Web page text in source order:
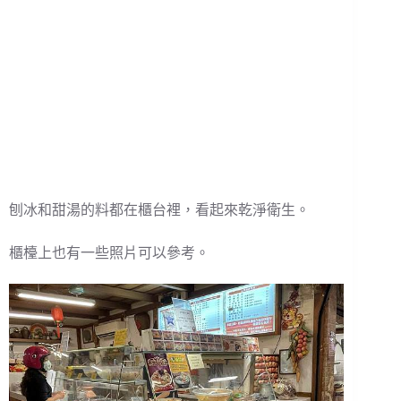
刨冰和甜湯的料都在櫃台裡，看起來乾淨衛生。
櫃檯上也有一些照片可以參考。